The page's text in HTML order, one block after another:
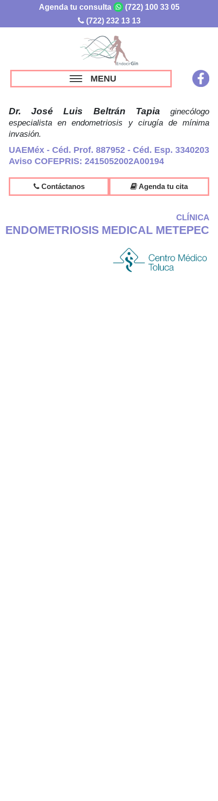
Agenda tu consulta
(722) 100 33 05
(722) 232 13 13
MENU
Dr. José Luis Beltrán Tapia ginecólogo
especialista en endometriosis y cirugía de mínima
invasión.
UAEMéx - Céd. Prof. 887952 - Céd. Esp. 3340203
Aviso COFEPRIS: 2415052002A00194
Contáctanos Agenda tu cita
CLÍNICA
ENDOMETRIOSIS MEDICAL METEPEC